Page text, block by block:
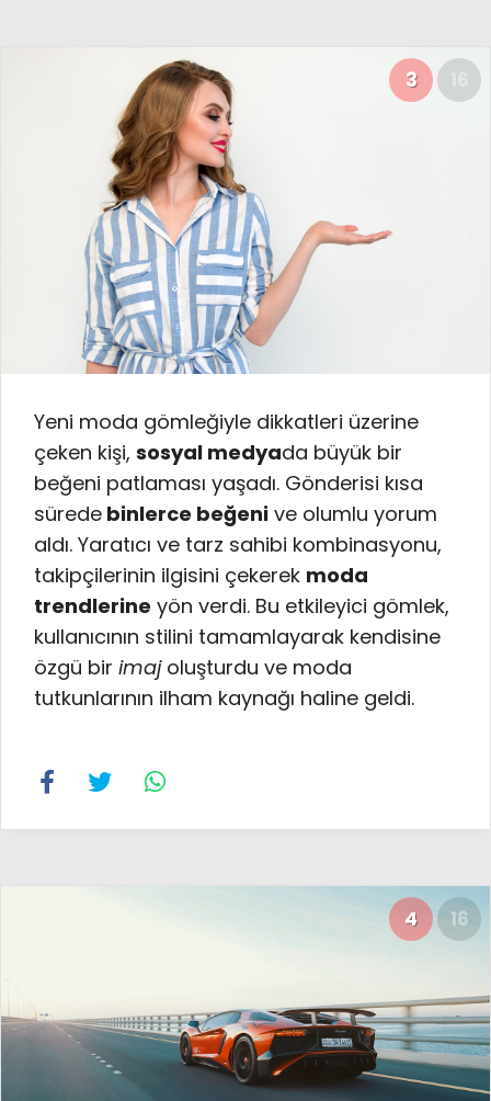
3
Yeni moda gömleğiyle dikkatleri üzerine
çeken kişi, sosyal medyada büyük bir
beğeni patlaması yaşadı. Gönderisi kısa
sürede binlerce beğeni ve olumlu yorum
aldı. Yaratıcı ve tarz sahibi kombinasyonu,
takipçilerinin ilgisini çekerek moda
trendlerine yön verdi. Bu etkileyici gömlek,
kullanıcının stilini tamamlayarak kendisine
özgü bir imajoluşturdu ve moda
tutkunlarının ilham kaynağı haline geldi.
4 16